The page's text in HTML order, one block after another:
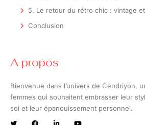
5. Le retour du rétro chic : vintage
Conclusion
A propos
Bienvenue dans l’univers de Cendriyon,
femmes qui souhaitent embrasser leur
soi et leur épanouissement personnel.